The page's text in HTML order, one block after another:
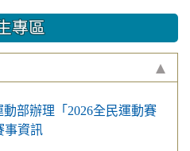
專區
動部辦理「2026全民運動賽
資訊